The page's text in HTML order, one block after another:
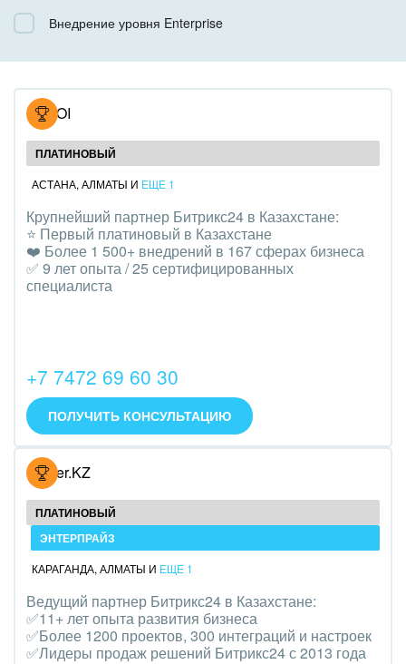
Внедрение для медицины
Внедрение для гос.организаций
Внедрение онлайн-продаж
Внедрение онлайн-офиса / Интранета
Общественно-политические организации
Охрана, безопасность
Промышленность
СМИ, издательства, справочники
Страхование
Строительство, ремонт и благоустройство
Транспорт, Авиация, автобизнес
Трудоустройство
PR, маркетинг, реклама,
АПК и пищевая промышленность
Выставки, семинары, конференции
Горнодобывающая отрасль
Досуг, туризм и отдых
Изготовление памятников и мемориальных
комплексов
Инвестиционный бизнес
Внедрение уровня Enterprise
NOVOI
ПЛАТИНОВЫЙ
АСТАНА, АЛМАТЫ И ЕЩЕ 1
Крупнейший партнер Битрикс24 в Казахстане:
⭐️ Первый платиновый в Казахстане
❤️ Более 1 500+ внедрений в 167 сферах бизнеса
✅ 9 лет опыта / 25 сертифицированных
специалиста
+7 7472 69 60 30
ПОЛУЧИТЬ КОНСУЛЬТАЦИЮ
Hoster.KZ
ПЛАТИНОВЫЙ
ЭНТЕРПРАЙЗ
КАРАГАНДА, АЛМАТЫ И ЕЩЕ 1
Ведущий партнер Битрикс24 в Казахстане:
✅11+ лет опыта развития бизнеса
✅Более 1200 проектов, 300 интеграций и настроек
✅Лидеры продаж решений Битрикс24 с 2013 года